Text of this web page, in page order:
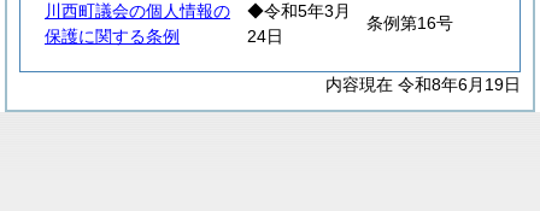
川西町議会の個人情報の
保護に関する条例
◆令和5年3月
24日
条例第16号
内容現在 令和8年6月19日